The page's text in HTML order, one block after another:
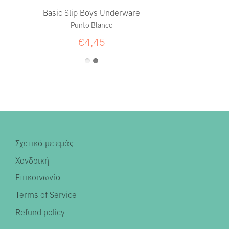
Basic Slip Boys Underware
Punto Blanco
€4,45
Σχετικά με εμάς
Χονδρική
Επικοινωνία
Terms of Service
Refund policy